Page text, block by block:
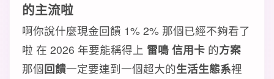
的主流啦
啊你說什麼現金回饋 1% 2% 那個已經不夠看了
啦 在 2026 年要能稱得上 雷鳴 信用卡 的方案
那個回饋一定要連到一個超大的生活生態系裡